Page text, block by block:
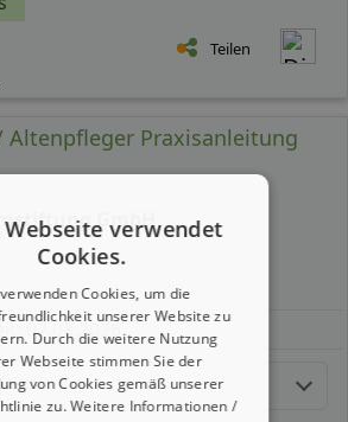
Teilen
Altenpfleger Praxisanleitung
GmbH
07.08.2026
Webseite verwendet
Cookies.
Cookies, um die
unserer Website zu
Durch die weitere Nutzung
Webseite stimmen Sie der
von Cookies gemäß unserer
zu.Weitere Informationen /